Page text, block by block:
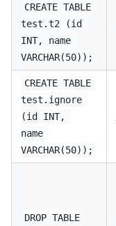
CREATE TABLE
test.t2 (id
INT, name
VARCHAR(50));
CREATE TABLE
test.ignore
(id INT,
name
VARCHAR(50));
DROP TABLE